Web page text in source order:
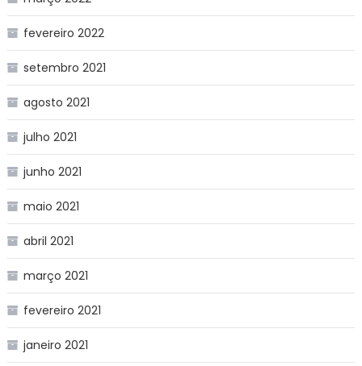
fevereiro 2022
setembro 2021
agosto 2021
julho 2021
junho 2021
maio 2021
abril 2021
março 2021
fevereiro 2021
janeiro 2021